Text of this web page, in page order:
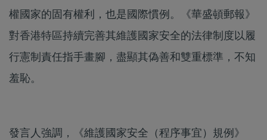
權國家的固有權利，也是國際慣例。《華盛頓郵報》
對香港特區持續完善其維護國家安全的法律制度以履
行憲制責任指手畫腳，盡顯其偽善和雙重標準，不知
羞恥。
發言人強調，《維護國家安全（程序事宜）規例》